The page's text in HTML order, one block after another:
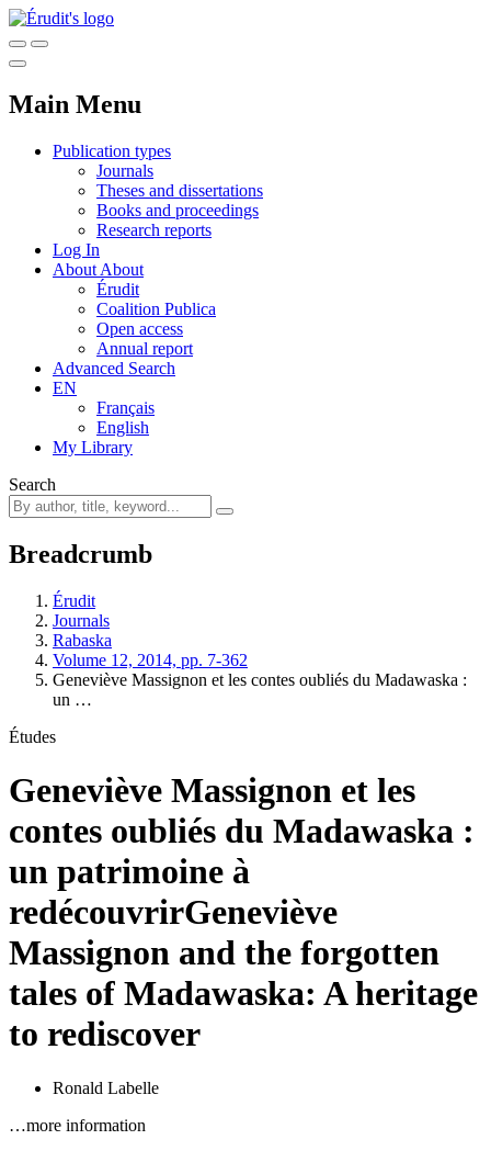
Main Menu
Publication types
Journals
Theses and dissertations
Books and proceedings
Research reports
Log In
About About
Érudit
Coalition Publica
Open access
Annual report
Advanced Search
EN
Français
English
My Library
Search
Breadcrumb
Érudit
Journals
Rabaska
Volume 12, 2014, pp. 7-362
Geneviève Massignon et les contes oubliés du Madawaska :
un …
Études
Geneviève Massignon et les
contes oubliés du Madawaska :
un patrimoine à
redécouvrirGeneviève
Massignon and the forgotten
tales of Madawaska: A heritage
to rediscover
Ronald Labelle
…more information